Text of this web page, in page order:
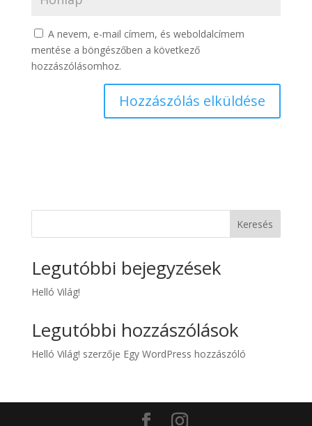
A nevem, e-mail címem, és weboldalcímem
mentése a böngészőben a következő
hozzászólásomhoz.
Keresés
Legutóbbi bejegyzések
Helló Világ!
Legutóbbi hozzászólások
Helló Világ! szerzője Egy WordPress hozzászóló